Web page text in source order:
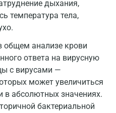
дыхания,
температура тела,
общем анализе крови
ответа на вирусную
с вирусами —
может увеличиться
в абсолютных значениях.
бактериальной